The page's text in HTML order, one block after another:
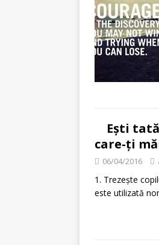
Ești
care-ți
06/04/2016
1. Trezește
este utilizată